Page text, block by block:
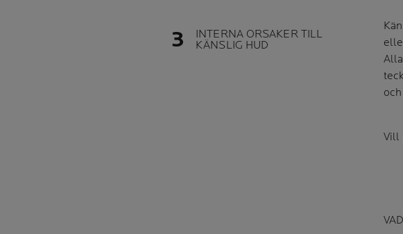
INTERNA ORSAKER TILL
KÄNSLIG HUD
Vill